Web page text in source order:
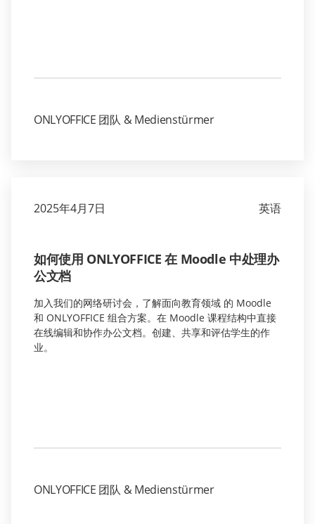
ONLYOFFICE 团队 & Medienstürmer
2025年4月7日 英语
如何使用 ONLYOFFICE 在 Moodle 中处理办
公文档
加入我们的网络研讨会，了解面向教育领域 的 Moodle
和 ONLYOFFICE 组合方案。在 Moodle 课程结构中直接
在线编辑和协作办公文档。创建、共享和评估学生的作
业。
ONLYOFFICE 团队 & Medienstürmer